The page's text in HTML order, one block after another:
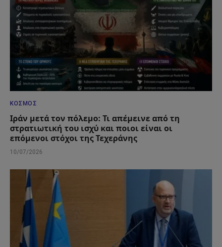
ΚΌΣΜΟΣ
Ιράν μετά τον πόλεμο: Τι απέμεινε από τη
στρατιωτική του ισχύ και ποιοι είναι οι
επόμενοι στόχοι της Τεχεράνης
10/07/2026